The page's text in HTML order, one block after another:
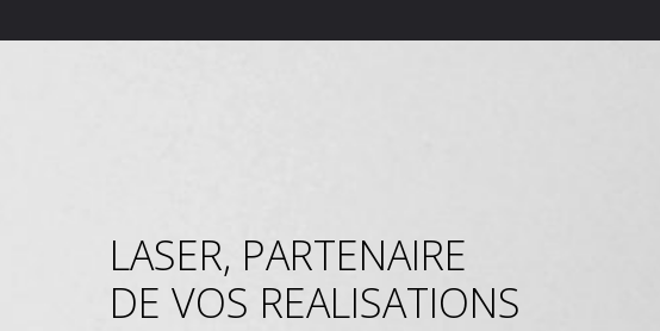
LASER, PARTENAIRE
DE VOS REALISATIONS